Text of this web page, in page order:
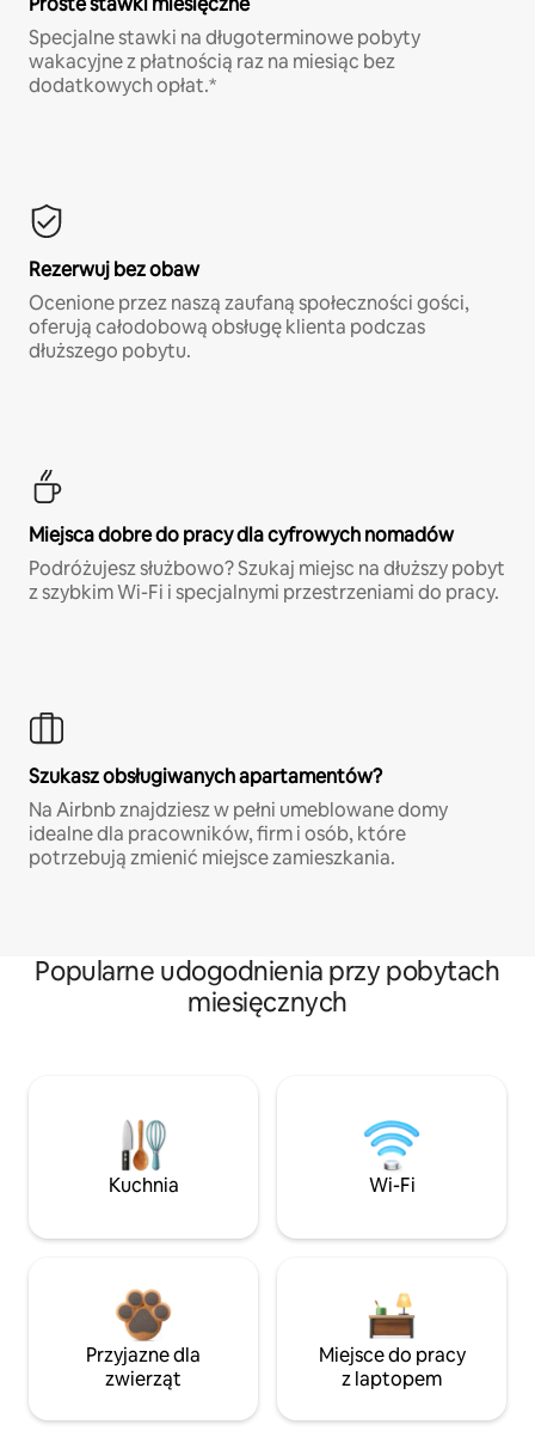
Specjalne stawki na długoterminowe pobyty
wakacyjne z płatnością raz na miesiąc bez
dodatkowych opłat.*
Rezerwuj bez obaw
Ocenione przez naszą zaufaną społeczności gości,
oferują całodobową obsługę klienta podczas
dłuższego pobytu.
Miejsca dobre do pracy dla cyfrowych nomadów
Podróżujesz służbowo? Szukaj miejsc na dłuższy pobyt
z szybkim Wi-Fi i specjalnymi przestrzeniami do pracy.
Szukasz obsługiwanych apartamentów?
Na Airbnb znajdziesz w pełni umeblowane domy
idealne dla pracowników, firm i osób, które
potrzebują zmienić miejsce zamieszkania.
Popularne udogodnienia przy pobytach
miesięcznych
Kuchnia Wi-Fi
Przyjazne dla
zwierząt
Miejsce do pracy
z laptopem